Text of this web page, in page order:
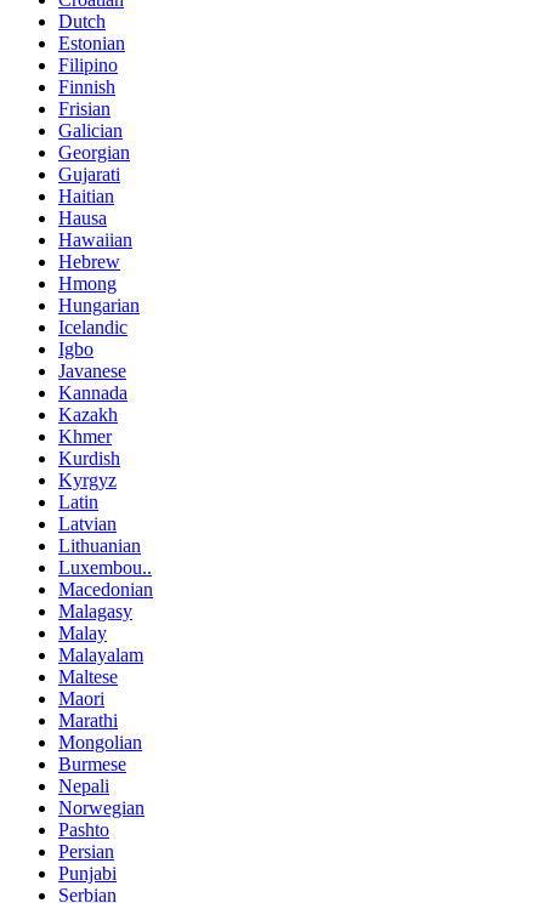
Dutch
Estonian
Filipino
Finnish
Frisian
Galician
Georgian
Gujarati
Haitian
Hausa
Hawaiian
Hebrew
Hmong
Hungarian
Icelandic
Igbo
Javanese
Kannada
Kazakh
Khmer
Kurdish
Kyrgyz
Latin
Latvian
Lithuanian
Luxembou..
Macedonian
Malagasy
Malay
Malayalam
Maltese
Maori
Marathi
Mongolian
Burmese
Nepali
Norwegian
Pashto
Persian
Punjabi
Serbian